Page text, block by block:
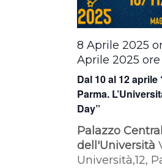
Dal 10 al 12 aprile
Parma.
Day”
8 Aprile 2025
Aprile 2025 ore
Palazzo
dell'Università
Università,12,